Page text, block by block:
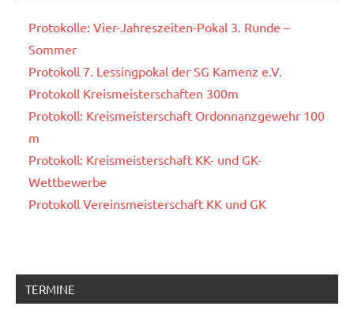
Protokolle: Vier-Jahreszeiten-Pokal 3. Runde –
Sommer
Protokoll 7. Lessingpokal der SG Kamenz e.V.
Protokoll Kreismeisterschaften 300m
Protokoll: Kreismeisterschaft Ordonnanzgewehr 100
m
Protokoll: Kreismeisterschaft KK- und GK-
Wettbewerbe
Protokoll Vereinsmeisterschaft KK und GK
TERMINE